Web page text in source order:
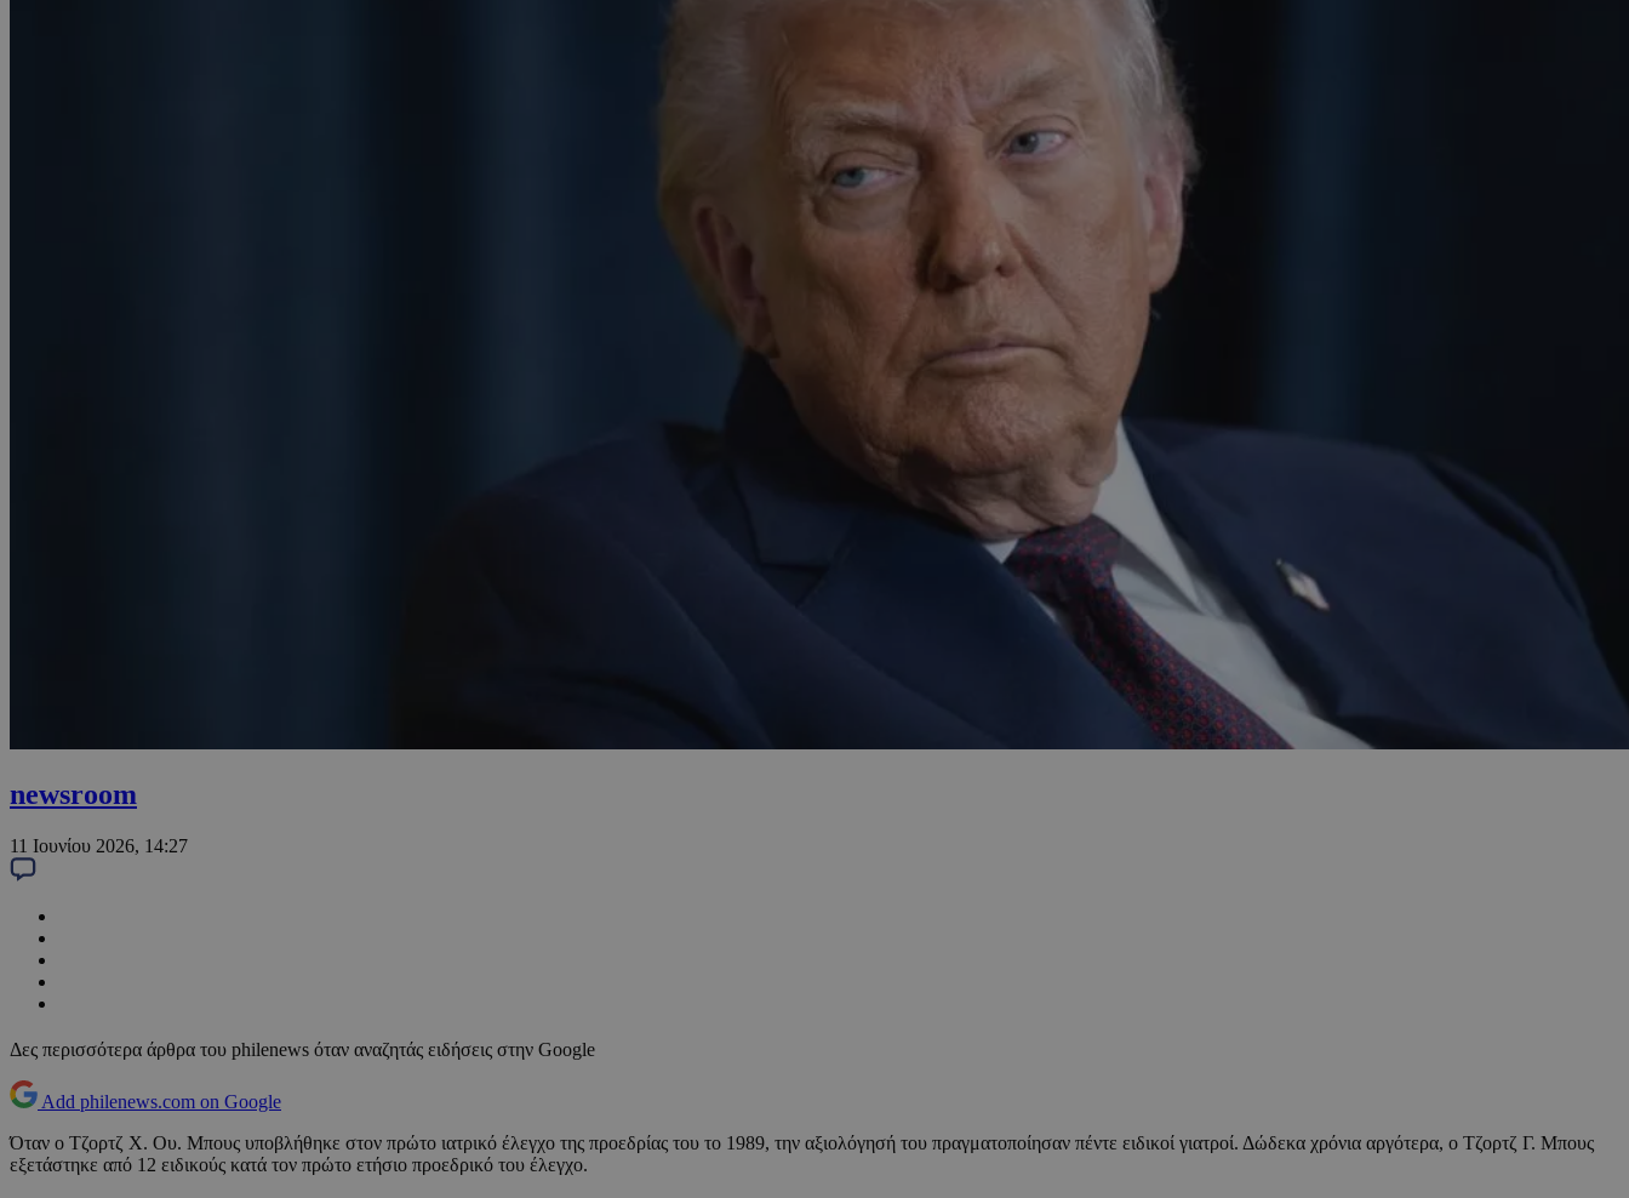
newsroom
11 Ιουνίου 2026, 14:27
Δες περισσότερα άρθρα του philenews όταν αναζητάς ειδήσεις στην Google
Add philenews.com on Google
Όταν ο Τζορτζ Χ. Ου. Μπους υποβλήθηκε στον πρώτο ιατρικό έλεγχο της προεδρίας του το 1989, την αξιολόγησή του πραγματοποίησαν πέντε ειδικοί γιατροί. Δώδεκα χρόνια αργότερα, ο Τζορτζ Γ. Μπους
εξετάστηκε από 12 ειδικούς κατά τον πρώτο ετήσιο προεδρικό του έλεγχο.